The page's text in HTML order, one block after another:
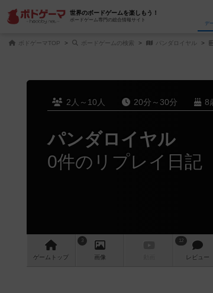
世界のボードゲームを楽しもう！
ボードゲーム専門の総合情報サイト
ボドゲーマTOP ボードゲームの検索 パンダロイヤル
2人～10人 20分～30分 8
パンダロイヤル
0件のリプレイ日記
ゲーム トップ
3
画像
12
レビュー